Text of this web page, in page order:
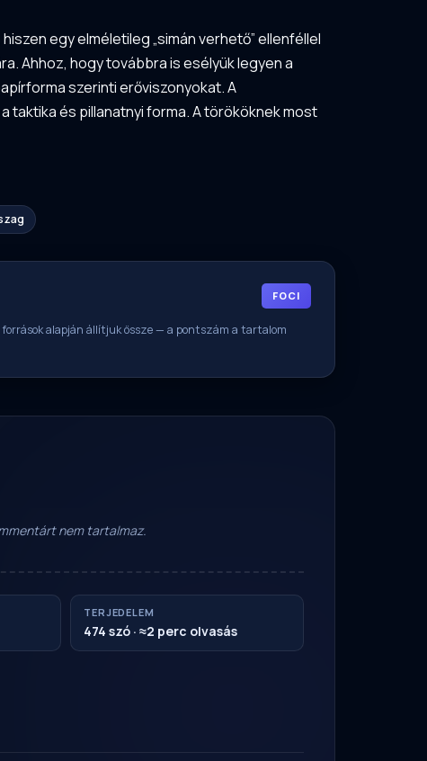
egy elméletileg „simán verhető” ellenféllel
Ahhoz, hogy továbbra is esélyük legyen a
szerinti erőviszonyokat. A
taktika és pillanatnyi forma. A törököknek most
FOCI
források alapján állítjuk össze — a pontszám a tartalom
nem tartalmaz.
TERJEDELEM
474 szó · ≈2 perc olvasás